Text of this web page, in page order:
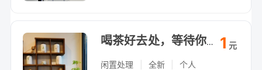
喝茶好去处，等待你的加入
闲置处理 全新 个人
1 元